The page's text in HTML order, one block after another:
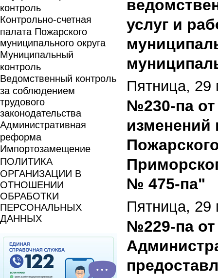
контроль
Контрольно-счетная
палата Пожарского
муниципального округа
Муниципальный
контроль
Ведомственный контроль
за соблюдением
трудового
законодательства
Административная
реформа
Импортозамещение
ПОЛИТИКА
ОРГАНИЗАЦИИ В
ОТНОШЕНИИ
ОБРАБОТКИ
ПЕРСОНАЛЬНЫХ
ДАННЫХ
услуг и
Пятница, 29
№230-па от
изменений
№ 475-па"
Пятница, 29
№229-па от